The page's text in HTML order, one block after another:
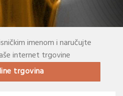
imenom i naručujte
internet trgovine
trgovina